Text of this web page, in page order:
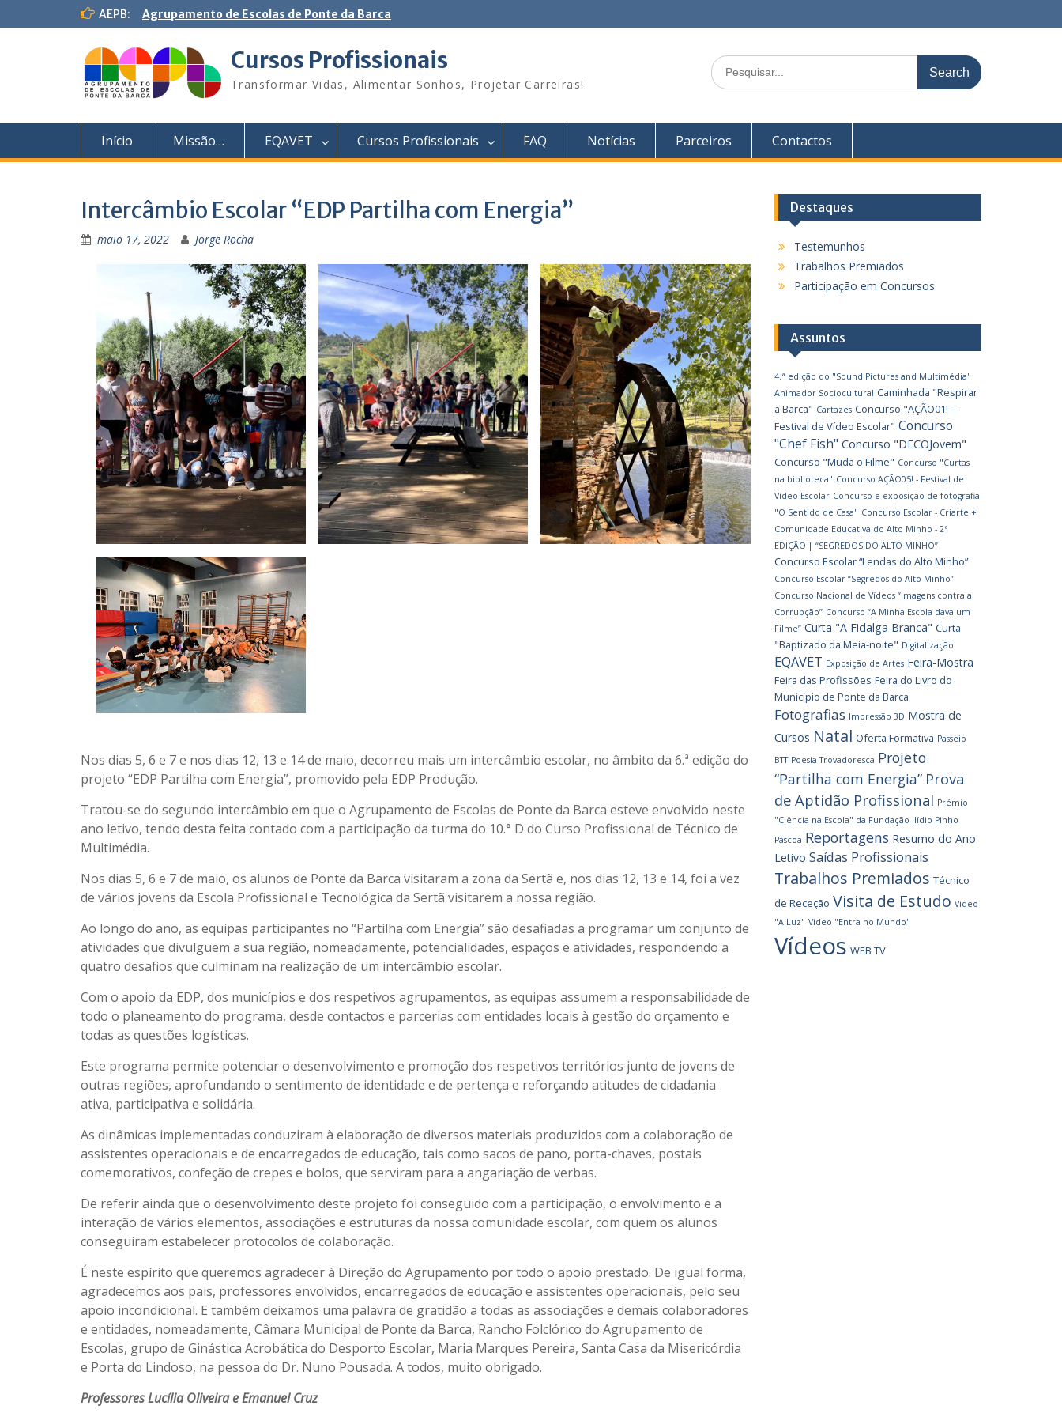
k
o
t
AEPB: Agrupamento de Escolas de Ponte da Barca
Cursos Profissionais
Transformar Vidas, Alimentar Sonhos, Projetar Carreiras!
S
e
h
f
Início Missão… EQAVET Cursos Profissionais FAQ Notícias Parceiros Contactos
Intercâmbio Escolar “EDP Partilha com Energia”
maio 17, 2022 Jorge Rocha
Nos dias 5, 6 e 7 e nos dias 12, 13 e 14 de maio, decorreu mais um intercâmbio escolar, no âmbito da 6.ª edição do
projeto “EDP Partilha com Energia”, promovido pela EDP Produção.
Tratou-se do segundo intercâmbio em que o Agrupamento de Escolas de Ponte da Barca esteve envolvido neste
ano letivo, tendo desta feita contado com a participação da turma do 10.° D do Curso Profissional de Técnico de
Multimédia.
Nos dias 5, 6 e 7 de maio, os alunos de Ponte da Barca visitaram a zona da Sertã e, nos dias 12, 13 e 14, foi a vez
de vários jovens da Escola Profissional e Tecnológica da Sertã visitarem a nossa região.
Ao longo do ano, as equipas participantes no “Partilha com Energia” são desafiadas a programar um conjunto de
atividades que divulguem a sua região, nomeadamente, potencialidades, espaços e atividades, respondendo a
quatro desafios que culminam na realização de um intercâmbio escolar.
Com o apoio da EDP, dos municípios e dos respetivos agrupamentos, as equipas assumem a responsabilidade de
todo o planeamento do programa, desde contactos e parcerias com entidades locais à gestão do orçamento e
todas as questões logísticas.
Este programa permite potenciar o desenvolvimento e promoção dos respetivos territórios junto de jovens de
outras regiões, aprofundando o sentimento de identidade e de pertença e reforçando atitudes de cidadania
ativa, participativa e solidária.
As dinâmicas implementadas conduziram à elaboração de diversos materiais produzidos com a colaboração de
assistentes operacionais e de encarregados de educação, tais como sacos de pano, porta-chaves, postais
comemorativos, confeção de crepes e bolos, que serviram para a angariação de verbas.
De referir ainda que o desenvolvimento deste projeto foi conseguido com a participação, o envolvimento e a
interação de vários elementos, associações e estruturas da nossa comunidade escolar, com quem os alunos
conseguiram estabelecer protocolos de colaboração.
É neste espírito que queremos agradecer à Direção do Agrupamento por todo o apoio prestado. De igual forma,
agradecemos aos pais, professores envolvidos, encarregados de educação e assistentes operacionais, pelo seu
apoio incondicional. E também deixamos uma palavra de gratidão a todas as associações e demais colaboradores
e entidades, nomeadamente, Câmara Municipal de Ponte da Barca, Rancho Folclórico do Agrupamento de
Escolas, grupo de Ginástica Acrobática do Desporto Escolar, Maria Marques Pereira, Santa Casa da Misericórdia
e Porta do Lindoso, na pessoa do Dr. Nuno Pousada. A todos, muito obrigado.
Professores Lucília Oliveira e Emanuel Cruz
Destaques
Testemunhos
Trabalhos Premiados
Participação em Concursos
Assuntos
4.ª edição do "Sound Pictures and Multimédia"
Animador Sociocultural Caminhada "Respirar
a Barca" Cartazes Concurso "AÇÃO01! –
Festival de Vídeo Escolar" Concurso
"Chef Fish" Concurso "DECOJovem"
Concurso "Muda o Filme" Concurso "Curtas
na biblioteca" Concurso AÇÃO05! - Festival de
Vídeo Escolar Concurso e exposição de fotografia
"O Sentido de Casa" Concurso Escolar - Criarte +
Comunidade Educativa do Alto Minho - 2ª
EDIÇÃO | “SEGREDOS DO ALTO MINHO”
Concurso Escolar “Lendas do Alto Minho”
Concurso Escolar “Segredos do Alto Minho”
Concurso Nacional de Vídeos “Imagens contra a
Corrupção” Concurso “A Minha Escola dava um
Filme” Curta "A Fidalga Branca" Curta
"Baptizado da Meia-noite" Digitalização
EQAVET Exposição de Artes Feira-Mostra
Feira das Profissões Feira do Livro do
Município de Ponte da Barca
Fotografias Impressão 3D Mostra de
Cursos Natal Oferta Formativa Passeio
BTT Poesia Trovadoresca Projeto
“Partilha com Energia” Prova
de Aptidão Profissional Prémio
"Ciência na Escola" da Fundação Ilídio Pinho
Páscoa Reportagens Resumo do Ano
Letivo Saídas Profissionais
Trabalhos Premiados Técnico
de Receção Visita de Estudo Vídeo
"A Luz" Vídeo "Entra no Mundo"
Vídeos WEB TV